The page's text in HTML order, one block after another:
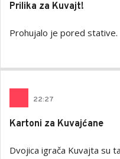
Prilika za Kuvajt!
Prohujalo je pored stative.
22:27
Kartoni za Kuvajćane
Dvojica igrača Kuvajta su